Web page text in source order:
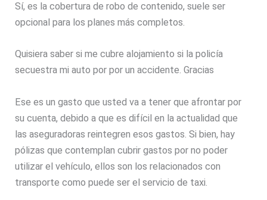
Sí, es la cobertura de robo de contenido, suele ser
opcional para los planes más completos.
Quisiera saber si me cubre alojamiento si la policía
secuestra mi auto por por un accidente. Gracias
Ese es un gasto que usted va a tener que afrontar por
su cuenta, debido a que es difícil en la actualidad que
las aseguradoras reintegren esos gastos. Si bien, hay
pólizas que contemplan cubrir gastos por no poder
utilizar el vehículo, ellos son los relacionados con
transporte como puede ser el servicio de taxi.